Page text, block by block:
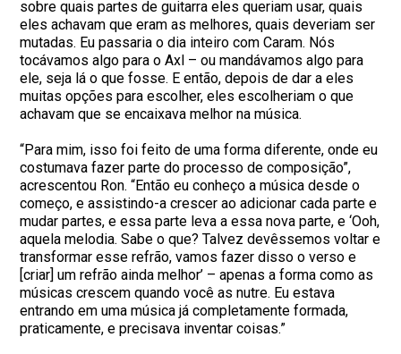
sobre quais partes de guitarra eles queriam usar, quais
eles achavam que eram as melhores, quais deveriam ser
mutadas. Eu passaria o dia inteiro com Caram. Nós
tocávamos algo para o Axl – ou mandávamos algo para
ele, seja lá o que fosse. E então, depois de dar a eles
muitas opções para escolher, eles escolheriam o que
achavam que se encaixava melhor na música.
“Para mim, isso foi feito de uma forma diferente, onde eu
costumava fazer parte do processo de composição”,
acrescentou Ron. “Então eu conheço a música desde o
começo, e assistindo-a crescer ao adicionar cada parte e
mudar partes, e essa parte leva a essa nova parte, e ‘Ooh,
aquela melodia. Sabe o que? Talvez devêssemos voltar e
transformar esse refrão, vamos fazer disso o verso e
[criar] um refrão ainda melhor’ – apenas a forma como as
músicas crescem quando você as nutre. Eu estava
entrando em uma música já completamente formada,
praticamente, e precisava inventar coisas.”